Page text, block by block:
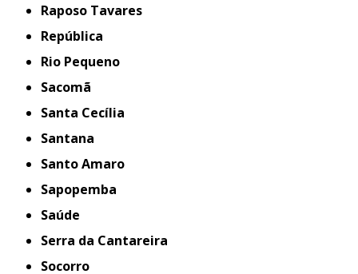
Raposo Tavares
República
Rio Pequeno
Sacomã
Santa Cecília
Santana
Santo Amaro
Sapopemba
Saúde
Serra da Cantareira
Socorro